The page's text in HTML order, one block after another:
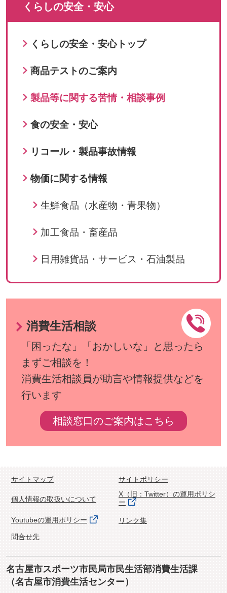
くらしの安全・安心
くらしの安全・安心トップ
商品テストのご案内
製品等に関する苦情・相談事例
食の安全・安心
リコール・製品事故情報
物価に関する情報
生鮮食品（水産物・青果物）
加工食品・畜産品
日用雑貨品・サービス・石油製品
消費生活相談
「困ったな」「おかしいな」と思ったら
まずご相談を！
消費生活相談員が助言や情報提供などを
行います
相談窓口のご案内はこちら
サイトマップ サイトポリシー
個人情報の取扱いについて
X（旧：Twitter）の運用ポリシ
ー
Youtubeの運用ポリシー
リンク集
問合せ先
名古屋市スポーツ市民局市民生活部消費生活課
（名古屋市消費生活センター）